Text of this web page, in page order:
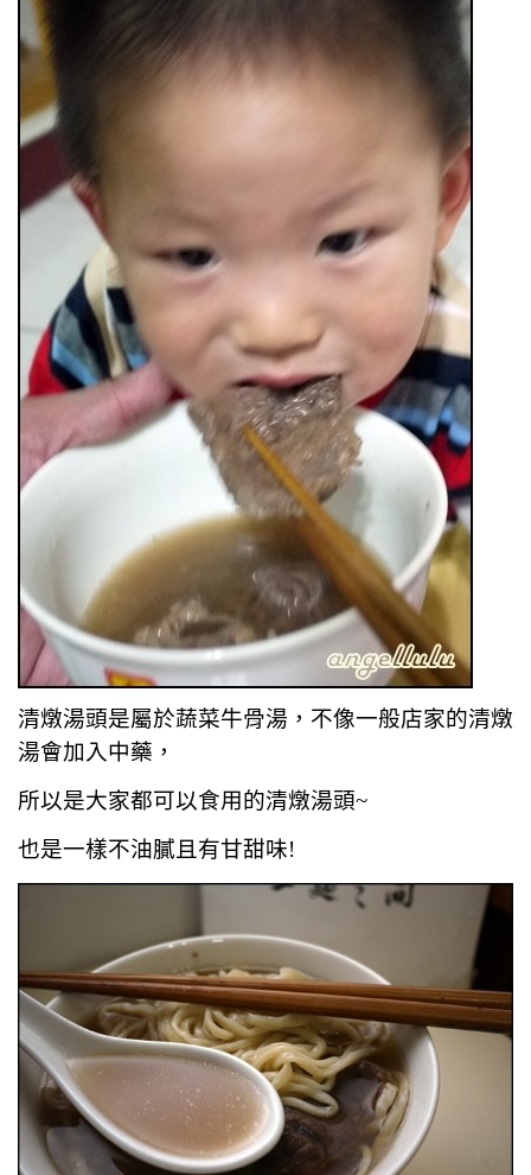
清燉湯頭是屬於蔬菜牛骨湯，不像一般店家的清燉
湯會加入中藥，
所以是大家都可以食用的清燉湯頭~
也是一樣不油膩且有甘甜味!